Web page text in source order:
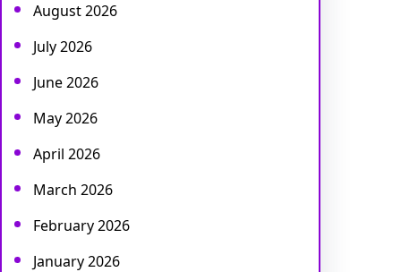
August 2026
July 2026
June 2026
May 2026
April 2026
March 2026
February 2026
January 2026